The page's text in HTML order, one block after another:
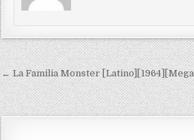
Navegación de
← La Familia Monster